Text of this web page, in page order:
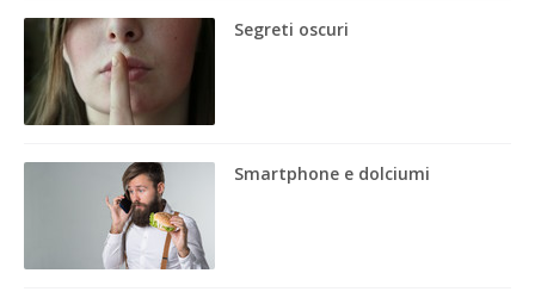
Segreti oscuri
Smartphone e dolciumi